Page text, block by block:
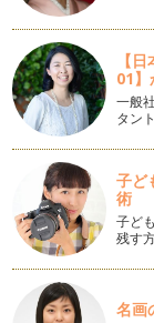
ほっこりお芋の編
おいしいさつま
っぷり使って、
「フラワーパン
フランスパン生
う！！ 伸ばし
かぼちゃのおば
夏が終わって・
ン。 どんな変装
ボートパン（ツ
夏が近づき・・
イメージしまし
【
01】
一般
タン
子ど
術
子ど
残す
名画